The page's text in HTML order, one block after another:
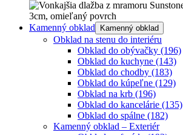
Kamenný obklad Kamenný obklad
Obklad na stenu do interiéru
Obklad do obývačky (196)
Obklad do kuchyne (143)
Obklad do chodby (183)
Obklad do kúpeľne (129)
Obklad na krb (196)
Obklad do kancelárie (135)
Obklad do spálne (182)
Kamenný obklad – Exteriér